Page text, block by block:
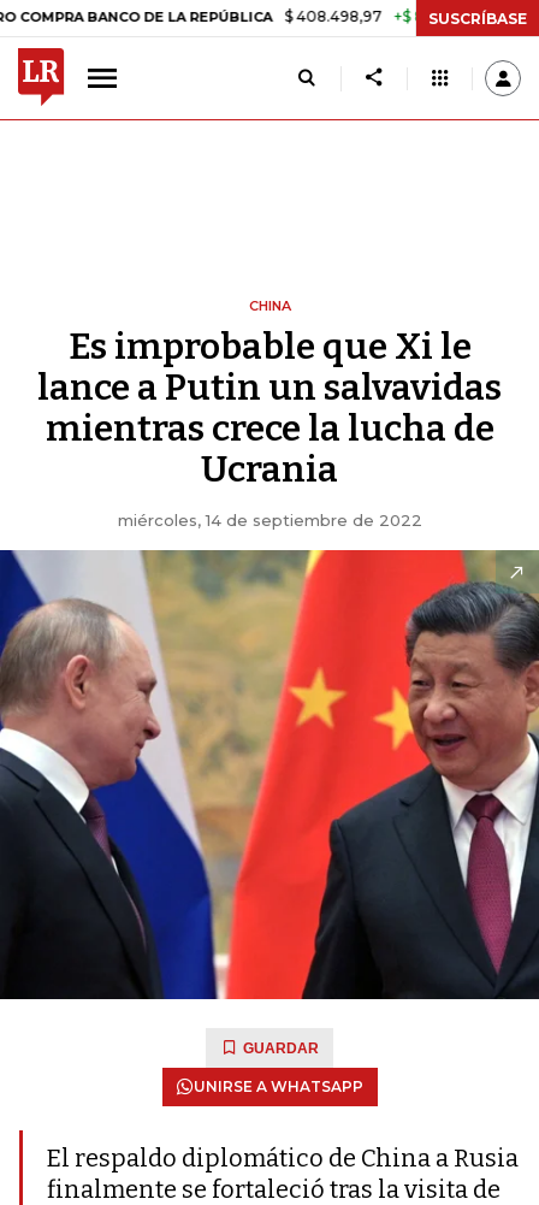
DE LA REPÚBLICA $ 408.498,97 +$ 8.753,81 +2,19% TASA
SUSCRÍBASE
CHINA
Es improbable que Xi le
lance a Putin un salvavidas
mientras crece la lucha de
Ucrania
miércoles, 14 de septiembre de 2022
GUARDAR
UNIRSE A WHATSAPP
El respaldo diplomático de China a Rusia
finalmente se fortaleció tras la visita de